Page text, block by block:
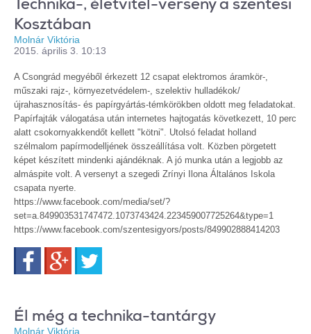
Kosztában
Molnár Viktória
2015. április 3. 10:13
A Csongrád megyéből érkezett 12 csapat elektromos áramkör-,
műszaki rajz-, környezetvédelem-, szelektiv hulladékok/
újrahasznosítás- és papírgyártás-témkörökben oldott meg feladatokat.
Papírfajták válogatása után internetes hajtogatás következett, 10 perc
alatt csokornyakkendőt kellett "kötni". Utolsó feladat holland
szélmalom papírmodelljének összeállítása volt. Közben pörgetett
képet készített mindenki ajándéknak. A jó munka után a legjobb az
almáspite volt. A versenyt a szegedi Zrínyi Ilona Általános Iskola
csapata nyerte.
https://www.facebook.com/media/set/?
set=a.849903531747472.1073743424.223459007725264&type=1
https://www.facebook.com/szentesigyors/posts/849902888414203
FacebookGoogle+
Él még a technika-tantárgy
Molnár Viktória